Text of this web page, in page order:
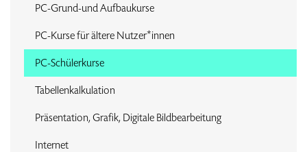
PC-Grund-und Aufbaukurse
PC-Kurse für ältere Nutzer*innen
PC-Schülerkurse
Tabellenkalkulation
Präsentation, Grafik, Digitale Bildbearbeitung
Internet